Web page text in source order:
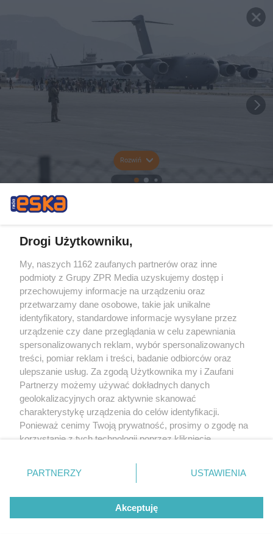
Rozwiń
Drogi Użytkowniku,
My, naszych 1162 zaufanych partnerów oraz inne
podmioty z Grupy ZPR Media uzyskujemy dostęp i
przechowujemy informacje na urządzeniu oraz
przetwarzamy dane osobowe, takie jak unikalne
identyfikatory, standardowe informacje wysyłane przez
urządzenie czy dane przeglądania w celu zapewniania
spersonalizowanych reklam, wybór spersonalizowanych
treści, pomiar reklam i treści, badanie odbiorców oraz
ulepszanie usług. Za zgodą Użytkownika my i Zaufani
Partnerzy możemy używać dokładnych danych
geolokalizacyjnych oraz aktywnie skanować
charakterystykę urządzenia do celów identyfikacji.
Ponieważ cenimy Twoją prywatność, prosimy o zgodę na
korzystanie z tych technologii poprzez kliknięcie
zmienić/wycofać klikając przycisk ustawień prywatności
znajdujący się w lewym dolnym rogu strony
rodzaje przetwarzania danych nie wymagają zgody
użytkownika, ale masz prawo sprzeciwić się takiemu
przetwarzaniu. Preferencje będą miały zastosowanie tylko
PARTNERZY USTAWIENIA
Akceptuję